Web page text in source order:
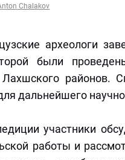
Chalakov
археологи
были
районов.
дальнейшего
участники
работы и